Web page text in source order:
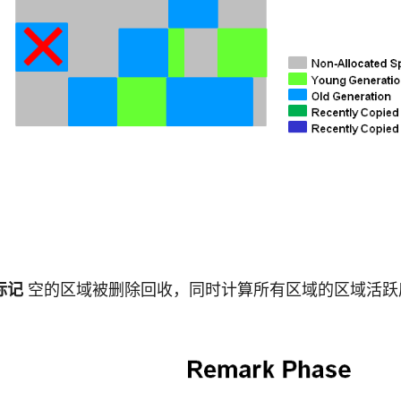
记 空的区域被删除回收，同时计算所有区域的区域活